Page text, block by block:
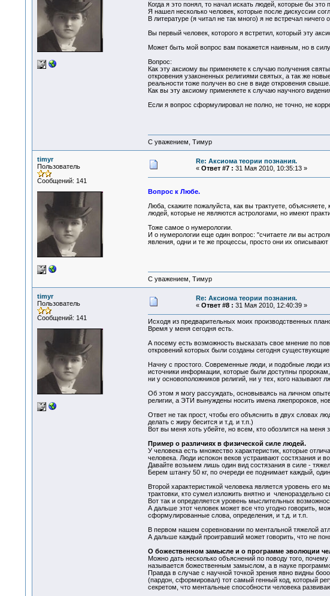
Когда я это понял, то начал искать людей, которые бы это
Я нашел несколько человек, которые после дискуссии
В литературе (я читал не так много) я не встречал
Вы первый человек, которого я встретил, который эту
Может быть мой вопрос вам покажется наивным, но в
Вопрос:
Как эту аксиому вы применяете к случаю получения
откровения узаконенных религиями святых, а так же
реальности тоже получен во сне в виде откровения свыше.
Как вы эту аксиому применяете к случаю научного
Если я вопрос сформулировал не полно, не точно, не
С уважением, Тимур
timyr
Пользователь
Сообщений: 141
Re: Аксиома теории познания.
« Ответ #7 : 31 Мая 2010, 10:35:13 »
Вопрос к Любе.
Люба, скажите пожалуйста, как вы трактуете,
людей, которые не являются астрологами, но имеют
Тоже самое о нумерологии.
И о нумерологии еще один вопрос: "считаете ли вы
явления, одни и те же процессы, просто они их
С уважением, Тимур
timyr
Пользователь
Сообщений: 141
Re: Аксиома теории познания.
« Ответ #8 : 31 Мая 2010, 12:40:39 »
Исходя из предварительных моих производственных
Время у меня сегодня есть.
А посему есть возможность высказать свое мнение по
откровений которых были созданы сегодня существующие
Начну с простого. Современные люди, и подобные люди
источники информации, которые были доступны
ни у основоположников религий, ни у тех, кого
Об этом я могу рассуждать, основываясь на личном
религии, а ЭТИ вынуждены носить имена лжепророков,
Ответ не так прост, чтобы его объяснить в двух словах
делать с жиру бесится и т.д. и т.п.)
Вот вы меня хоть убейте, но всем, кто обозлится на
Пример о различиях в физической силе людей.
У человека есть множество характеристик, которые
человека. Люди испокон веков устраивают состязания и
Давайте возьмем лишь один вид состязания в силе -
Берем штангу 50 кг, по очереди ее поднимает каждый,
Второй характеристикой человека является уровень
трактовки, кто сумел изложить внятно и членораздельно
Вот так и определяется уровень мыслительных
А дальше этот человек может все что угодно говорить,
сформулированные слова, определения, и т.д. и т.п.
В первом нашем соревновании по ментальной тяжелой
А дальше каждый проигравший может говорить, что не
О божественном замысле и о программе эволюции
Можно дать несколько объяснений по поводу того,
называется божественным замыслом, а в науке
Правда в случае с научной точкой зрения явно видны
(пардон, сформировал) тот самый генный код, который
секретом, что ментальные способности человека